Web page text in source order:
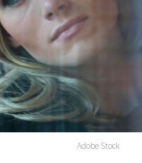
Adobe Stock